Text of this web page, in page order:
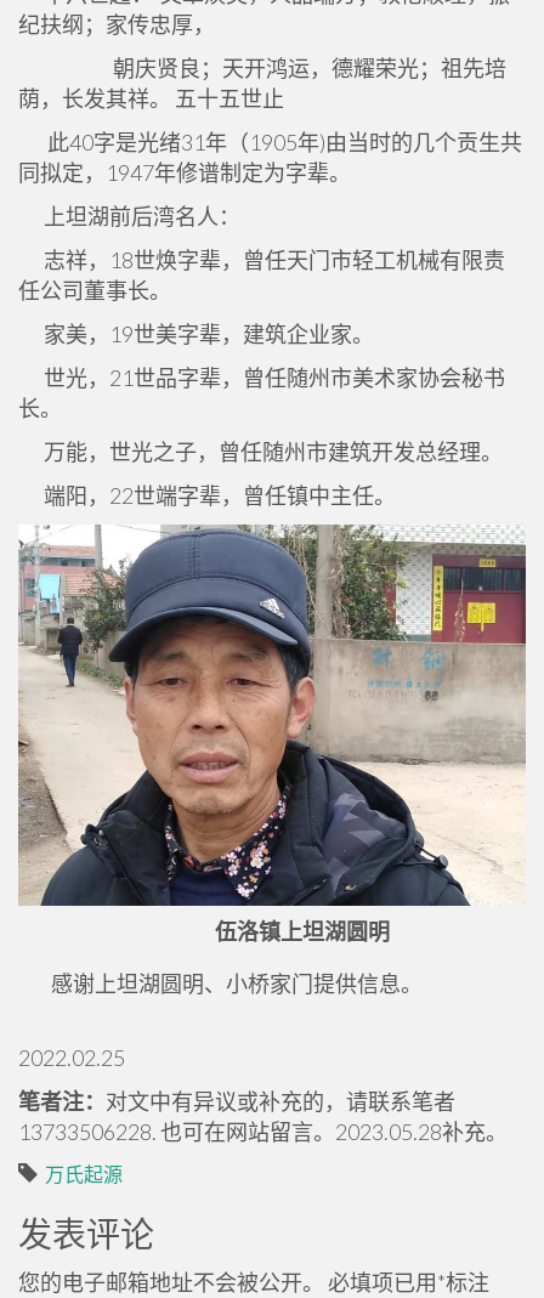
纪扶纲；家传忠厚，
朝庆贤良；天开鸿运，德耀荣光；祖先培
荫，长发其祥。 五十五世止
此40字是光绪31年（1905年)由当时的几个贡生共
同拟定，1947年修谱制定为字辈。
上坦湖前后湾名人：
志祥，18世焕字辈，曾任天门市轻工机械有限责
任公司董事长。
家美，19世美字辈，建筑企业家。
世光，21世品字辈，曾任随州市美术家协会秘书
长。
万能，世光之子，曾任随州市建筑开发总经理。
端阳，22世端字辈，曾任镇中主任。
伍洛镇上坦湖圆明
感谢上坦湖圆明、小桥家门提供信息。
2022.02.25
笔者注： 对文中有异议或补充的，请联系笔者
13733506228. 也可在网站留言。2023.05.28补充。
万氏起源
发表评论
您的电子邮箱地址不会被公开。 必填项已用*标注